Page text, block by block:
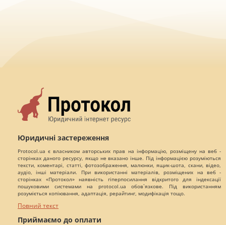
Юридичні застереження
Protocol.ua є власником авторських прав на інформацію, розміщену на веб -
сторінках даного ресурсу, якщо не вказано інше. Під інформацією розуміються
тексти, коментарі, статті, фотозображення, малюнки, ящик-шота, скани, відео,
аудіо, інші матеріали. При використанні матеріалів, розміщених на веб -
сторінках «Протокол» наявність гіперпосилання відкритого для індексації
пошуковими системами на protocol.ua обов`язкове. Під використанням
розуміється копіювання, адаптація, рерайтинг, модифікація тощо.
Повний текст
Приймаємо до оплати